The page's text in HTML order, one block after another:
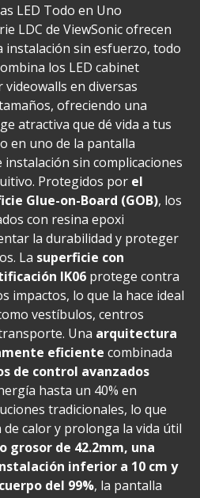
LED Todo en Uno
LDC de ViewSonic ofrecen
instalación sin esfuerzo, todo
los LED cabinet
videowalls en diversas
ofreciendo una
atractiva que dé vida a tus
en uno de la pantalla
sin complicaciones
Protegidos por el
Glue-on-Board (GOB), los
con resina epoxi
la durabilidad y proteger
La superficie con
IK06 protege contra
impactos, lo que la hace ideal
vestíbulos, centros
Una arquitectura
eficiente combinada
de control avanzados
hasta un 40% en
tradicionales, lo que
calor y prolonga la vida útil
grosor de 42.2mm, una
inferior a 10 cm y
del 99%, la pantalla